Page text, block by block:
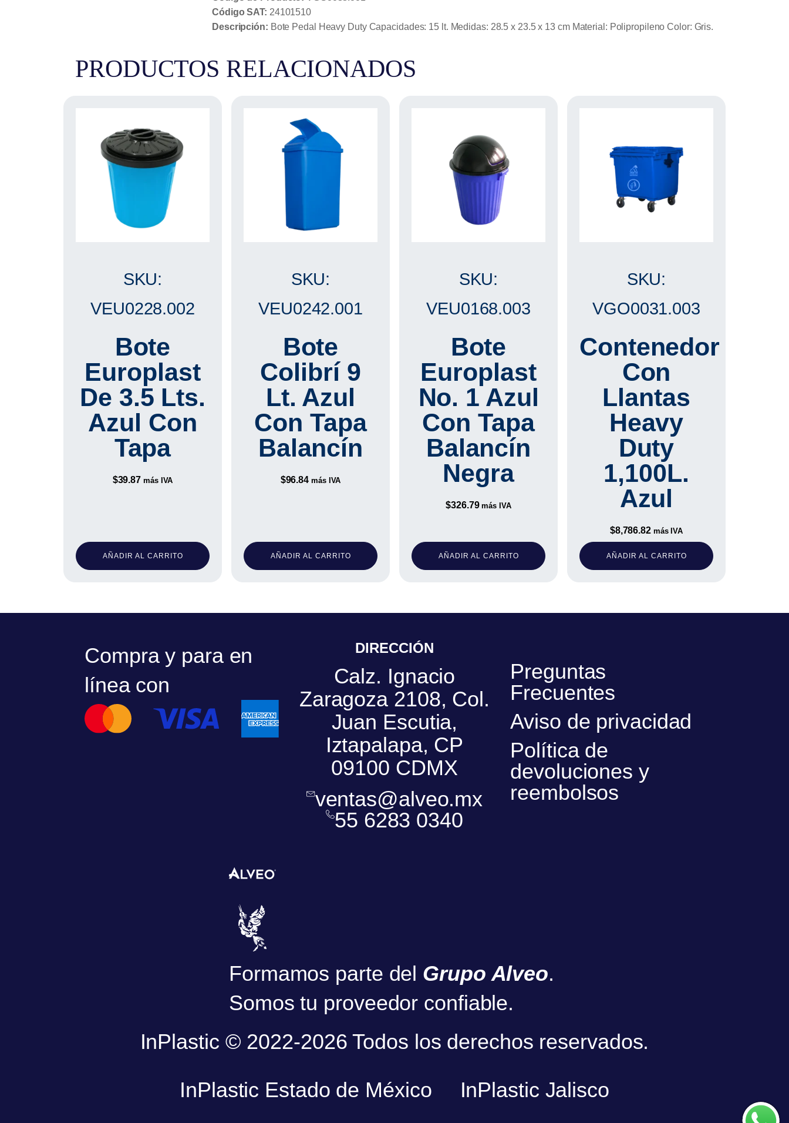
Código SAT: 24101510
Descripción: Bote Pedal Heavy Duty Capacidades: 15 lt. Medidas: 28.5 x 23.5 x 13 cm Material: Polipropileno Color: Gris.
PRODUCTOS RELACIONADOS
SKU:
VEU0228.002
Bote
Europlast
De 3.5 Lts.
Azul Con
Tapa
$39.87 más IVA
AÑADIR AL CARRITO
SKU:
VEU0242.001
Bote
Colibrí 9
Lt. Azul
Con Tapa
Balancín
$96.84 más IVA
AÑADIR AL CARRITO
SKU:
VEU0168.003
Bote
Europlast
No. 1 Azul
Con Tapa
Balancín
Negra
$326.79 más IVA
AÑADIR AL CARRITO
SKU:
VGO0031.003
Contenedor
Con
Llantas
Heavy
Duty
1,100L.
Azul
$8,786.82 más IVA
AÑADIR AL CARRITO
Compra y para en
línea con
DIRECCIÓN
Calz. Ignacio
Zaragoza 2108, Col.
Juan Escutia,
Iztapalapa, CP
09100 CDMX
ventas@alveo.mx
55 6283 0340
Preguntas
Frecuentes
Aviso de privacidad
Política de
devoluciones y
reembolsos
Formamos parte del Grupo Alveo.
Somos tu proveedor confiable.
InPlastic © 2022-2026 Todos los derechos reservados.
InPlastic Estado de México
InPlastic Jalisco